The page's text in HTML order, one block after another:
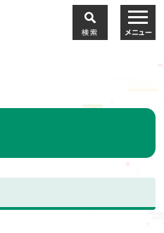
検索 メニュー